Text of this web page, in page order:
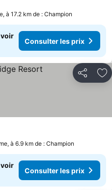
à 17.2 km de : Champion
voir
Consulter les prix
Partager
à 6.9 km de : Champion
voir
Consulter les prix